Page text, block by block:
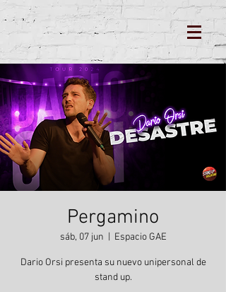
Pergamino
sáb, 07 jun Espacio GAE
Dario Orsi presenta su nuevo unipersonal de
stand up.